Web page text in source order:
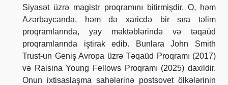
Siyasət üzrə magistr proqramını bitirmişdir. O, həm
Azərbaycanda, həm də xaricdə bir sıra təlim
proqramlarında, yay məktəblərində və təqaüd
proqramlarında iştirak edib. Bunlara John Smith
Trust-un Geniş Avropa üzrə Təqaüd Proqramı (2017)
və Raisina Young Fellows Proqramı (2025) daxildir.
Onun ixtisaslaşma sahələrinə postsovet ölkələrinin